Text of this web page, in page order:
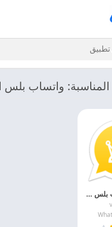
واتساب بلس
تحميل واتساب بلس الذهبي 2027 WhatsApp Plus Gold APK اخر اصدار مجانا